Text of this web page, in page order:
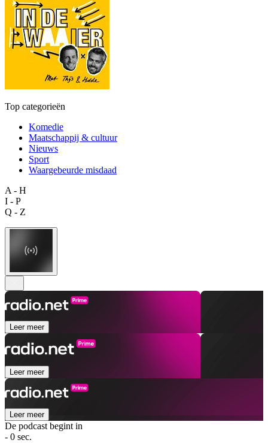
Top categorieën
Komedie
Maatschappij & cultuur
Nieuws
Sport
Waargebeurde misdaad
A - H
I - P
Q - Z
Leer meer
Leer meer
Leer meer
De podcast begint in
- 0 sec.